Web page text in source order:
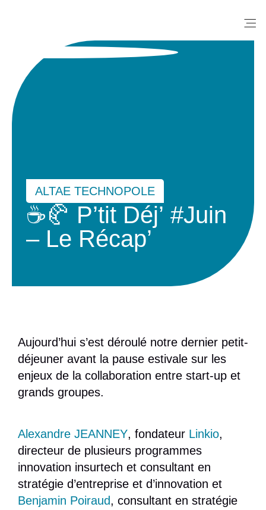
ALTAE TECHNOPOLE
☕🥐 P’tit Déj’ #Juin
– Le Récap’
Aujourd’hui s’est déroulé notre dernier petit-
déjeuner avant la pause estivale sur les
enjeux de la collaboration entre start-up et
grands groupes.
Alexandre JEANNEY, fondateur Linkio,
directeur de plusieurs programmes
innovation insurtech et consultant en
stratégie d’entreprise et d’innovation et
Benjamin Poiraud, consultant en stratégie